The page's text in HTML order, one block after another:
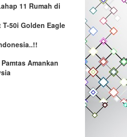
11 Rumah di
50i Golden Eagle
Amankan